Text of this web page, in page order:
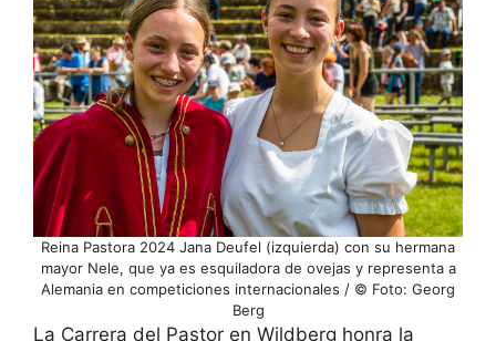
Reina Pastora 2024 Jana Deufel (izquierda) con su hermana
mayor Nele, que ya es esquiladora de ovejas y representa a
Alemania en competiciones internacionales / © Foto: Georg
Berg
La Carrera del Pastor en Wildberg honra la